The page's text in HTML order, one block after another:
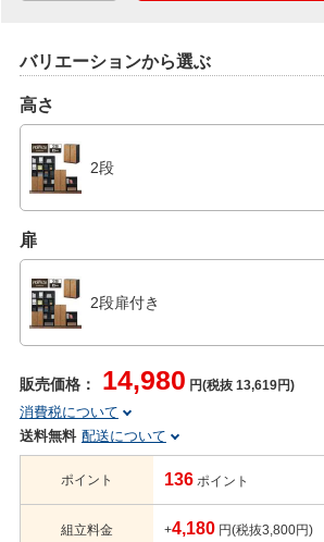
バリエーションから選ぶ
高さ
2段
扉
2段扉付き
販売価格： 14,980 円(税抜 13,619円)
消費税について
送料無料 配送について
ポイント 136 ポイント
組立料金 +4,180 円(税抜3,800円)